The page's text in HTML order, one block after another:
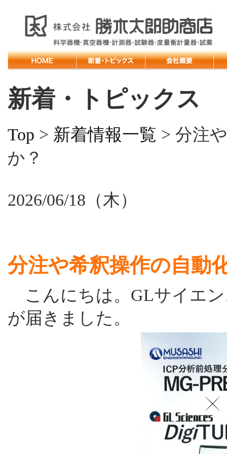
新着・トピックス
Top > 新着情報一覧 > 分注
か？
2026/06/18（木）
分注や希釈操作の自動
こんにちは。GLサイエ
が届きました。